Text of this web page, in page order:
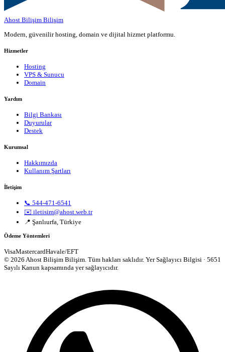
Ahost Bilişim Bilişim
Modern, güvenilir hosting, domain ve dijital hizmet platformu.
Hizmetler
Hosting
VPS & Sunucu
Domain
Yardım
Bilgi Bankası
Duyurular
Destek
Kurumsal
Hakkımızda
Kullanım Şartları
İletişim
📞 544-471-6541
✉️ iletisim@ahost.web.tr
📍 Şanlıurfa, Türkiye
Ödeme Yöntemleri
VisaMastercardHavale/EFT
© 2026 Ahost Bilişim Bilişim. Tüm hakları saklıdır. Yer Sağlayıcı Bilgisi · 5651
Sayılı Kanun kapsamında yer sağlayıcıdır.